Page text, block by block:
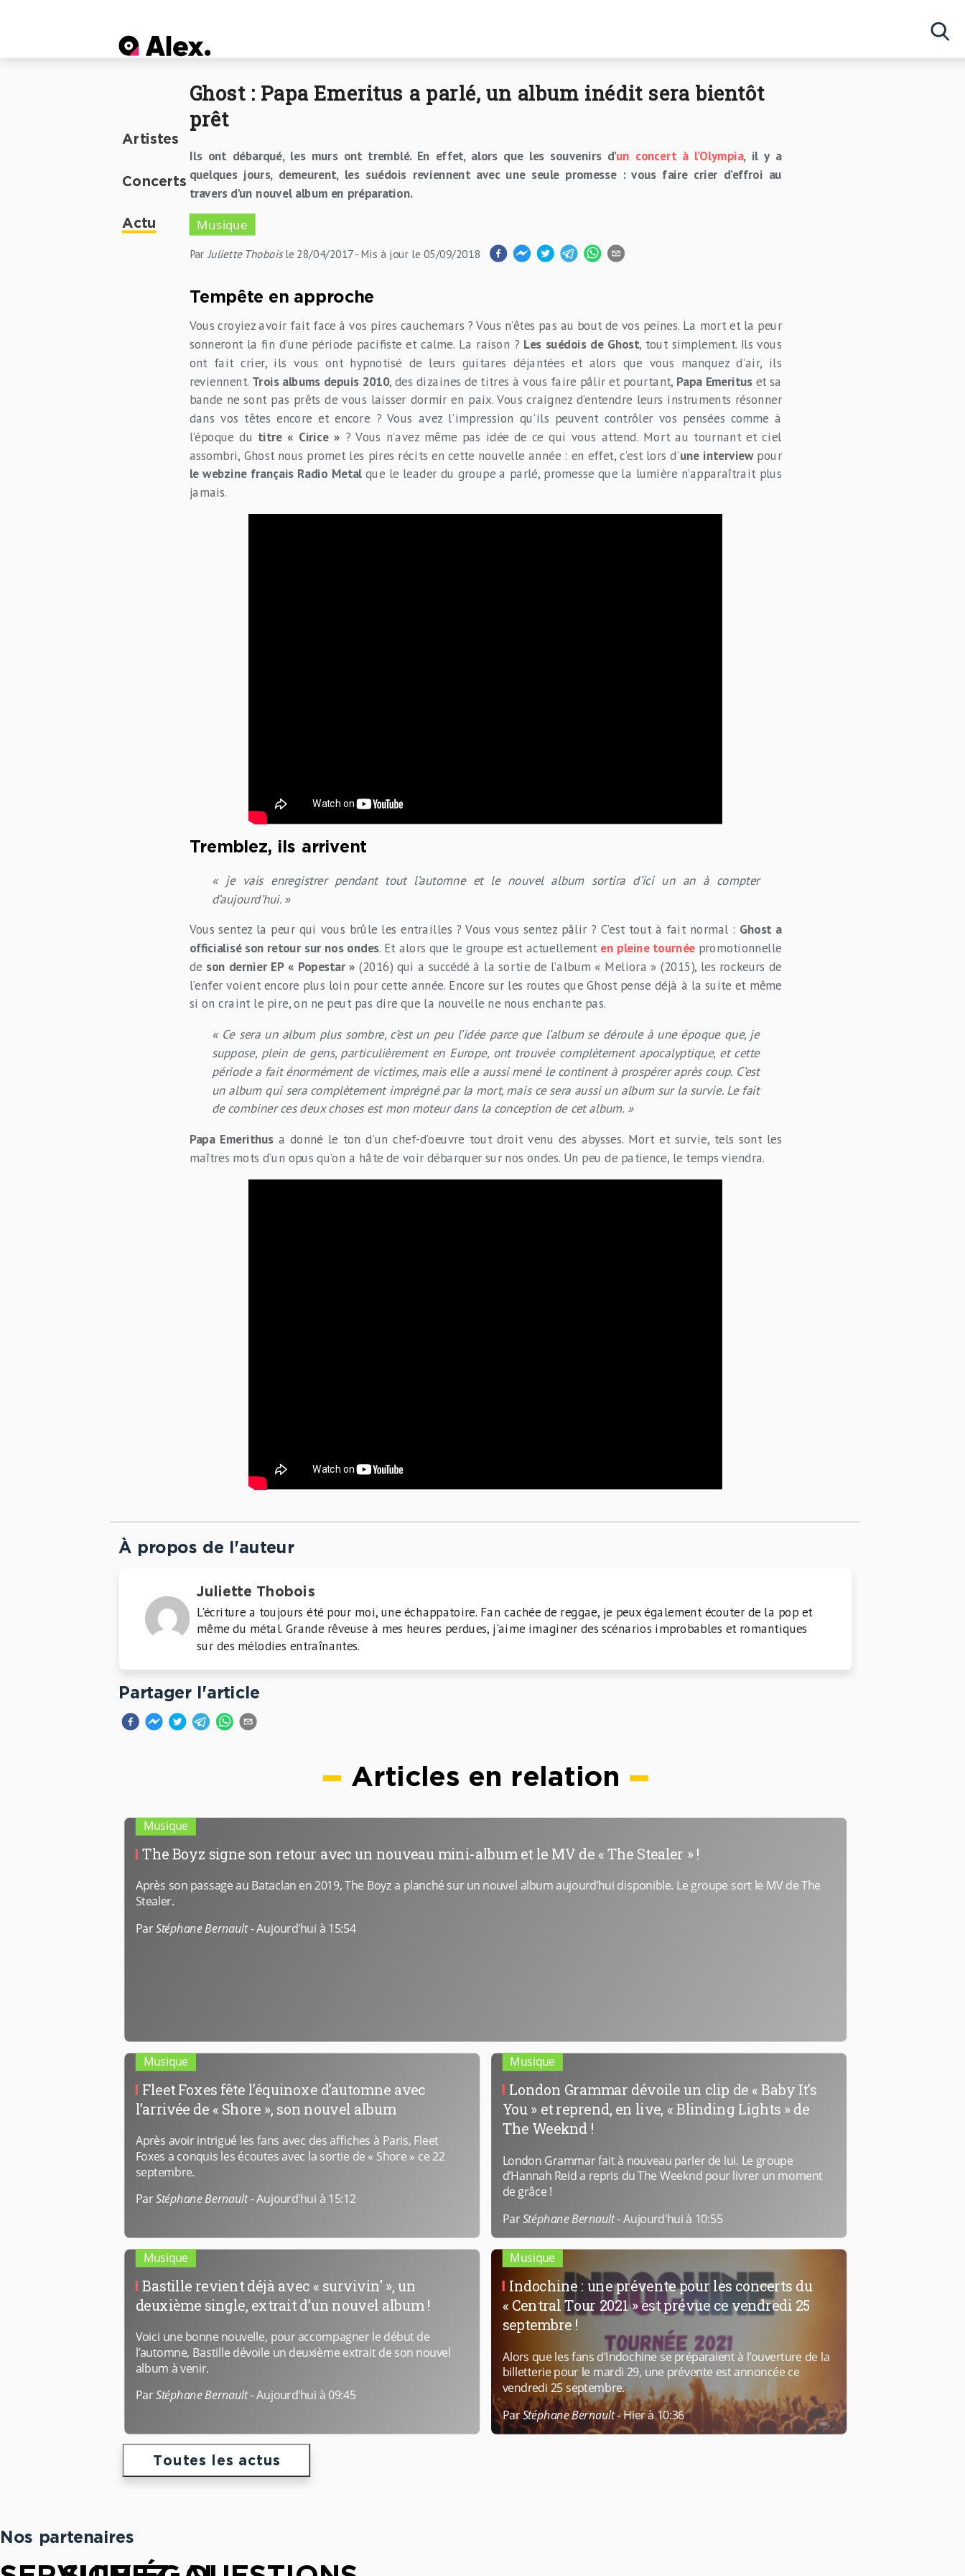
Artistes
Concerts
Actu
Ghost : Papa Emeritus a parlé, un album inédit sera bientôt
prêt
Ils ont débarqué, les murs ont tremblé. En effet, alors que les souvenirs d’un concert à l’Olympia, il y a
quelques jours, demeurent, les suédois reviennent avec une seule promesse : vous faire crier d’effroi au
travers d’un nouvel album en préparation.
Musique
ParJuliette Thobois le 28/04/2017- Mis à jour le 05/09/2018
Tempête en approche
Vous croyiez avoir fait face à vos pires cauchemars ? Vous n’êtes pas au bout de vos peines. La mort et la peur
sonneront la fin d’une période pacifiste et calme. La raison ? Les suédois de Ghost, tout simplement. Ils vous
ont fait crier, ils vous ont hypnotisé de leurs guitares déjantées et alors que vous manquez d’air, ils
reviennent. Trois albums depuis 2010, des dizaines de titres à vous faire pâlir et pourtant, Papa Emeritus et sa
bande ne sont pas prêts de vous laisser dormir en paix. Vous craignez d’entendre leurs instruments résonner
dans vos têtes encore et encore ? Vous avez l’impression qu’ils peuvent contrôler vos pensées comme à
l’époque du titre « Cirice » ? Vous n’avez même pas idée de ce qui vous attend. Mort au tournant et ciel
assombri, Ghost nous promet les pires récits en cette nouvelle année : en effet, c’est lors d’une interviewpour
le webzine français Radio Metalque le leader du groupe a parlé, promesse que la lumière n’apparaîtrait plus
jamais.
Tremblez, ils arrivent
« je vais enregistrer pendant tout l’automne et le nouvel album sortira d’ici un an à compter
d’aujourd’hui. »
Vous sentez la peur qui vous brûle les entrailles ? Vous vous sentez pâlir ? C’est tout à fait normal : Ghost a
officialisé son retour sur nos ondes. Et alors que le groupe est actuellement en pleine tournéepromotionnelle
de son dernier EP « Popestar » (2016) qui a succédé à la sortie de l’album « Meliora » (2015), les rockeurs de
l’enfer voient encore plus loin pour cette année. Encore sur les routes que Ghost pense déjà à la suite et même
si on craint le pire, on ne peut pas dire que la nouvelle ne nous enchante pas.
« Ce sera un album plus sombre, c’est un peu l’idée parce que l’album se déroule à une époque que, je
suppose, plein de gens, particulièrement en Europe, ont trouvée complètement apocalyptique, et cette
période a fait énormément de victimes, mais elle a aussi mené le continent à prospérer après coup. C’est
un album qui sera complètement imprégné par la mort, mais ce sera aussi un album sur la survie. Le fait
de combiner ces deux choses est mon moteur dans la conception de cet album. »
Papa Emerithus a donné le ton d’un chef-d’oeuvre tout droit venu des abysses. Mort et survie, tels sont les
maîtres mots d’un opus qu’on a hâte de voir débarquer sur nos ondes. Un peu de patience, le temps viendra.
À propos de l'auteur
Juliette Thobois
L'écriture a toujours été pour moi, une échappatoire. Fan cachée de reggae, je peux également écouter de la pop et
même du métal. Grande rêveuse à mes heures perdues, j'aime imaginer des scénarios improbables et romantiques
sur des mélodies entraînantes.
Partager l'article
Articles en relation
Musique
The Boyz signe son retour avec un nouveau mini-album et le MV de « The Stealer » !
Après son passage au Bataclan en 2019, The Boyz a planché sur un nouvel album aujourd’hui disponible. Le groupe sort le MV de The
Stealer.
ParStéphane Bernault-Aujourd'hui à 15:54
Musique
Fleet Foxes fête l’équinoxe d’automne avec
l’arrivée de « Shore », son nouvel album
Après avoir intrigué les fans avec des affiches à Paris, Fleet
Foxes a conquis les écoutes avec la sortie de « Shore » ce 22
septembre.
ParStéphane Bernault-Aujourd'hui à 15:12
Musique
London Grammar dévoile un clip de « Baby It’s
You » et reprend, en live, « Blinding Lights » de
The Weeknd !
London Grammar fait à nouveau parler de lui. Le groupe
d’Hannah Reid a repris du The Weeknd pour livrer un moment
de grâce !
ParStéphane Bernault-Aujourd'hui à 10:55
Musique
Bastille revient déjà avec « survivin' », un
deuxième single, extrait d’un nouvel album !
Voici une bonne nouvelle, pour accompagner le début de
l’automne, Bastille dévoile un deuxième extrait de son nouvel
album à venir.
ParStéphane Bernault-Aujourd'hui à 09:45
Musique
Indochine : une prévente pour les concerts du
« Central Tour 2021 » est prévue ce vendredi 25
septembre !
Alors que les fans d’Indochine se préparaient à l’ouverture de la
billetterie pour le mardi 29, une prévente est annoncée ce
vendredi 25 septembre.
ParStéphane Bernault-Hier à 10:36
Toutes les actus
Nos partenaires